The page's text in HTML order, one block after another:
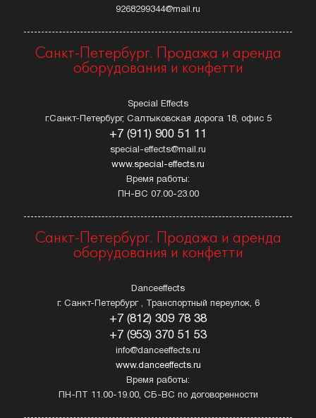
9268299344@mail.ru
Санкт-Петербург. Продажа и аренда
оборудования и конфетти
Special Effects
г.Санкт-Петербург, Салтыковская дорога 18, офис 5
+7 (911) 900 51 11
special-effects@mail.ru
www.special-effects.ru
Время работы:
ПН-ВС 07.00-23.00
Санкт-Петербург. Продажа и аренда
оборудования и конфетти
Danceeffects
г. Санкт-Петербург , Транспортный переулок, 6
+7 (812) 309 78 38
+7 (953) 370 51 53
info@danceeffects.ru
www.danceeffects.ru
Время работы:
ПН-ПТ 11.00-19.00, СБ-ВС по договоренности